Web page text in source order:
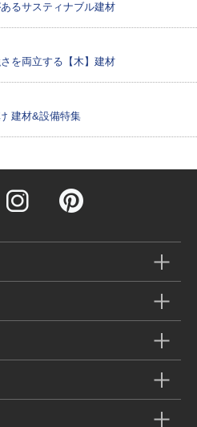
るサスティナブル建材
を両立する【木】建材
建材&設備特集